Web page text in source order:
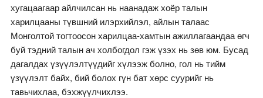
хугацаагаар айлчилсан нь наанадаж хоёр талын
харилцааны түвшний илэрхийлэл, айлын талаас
Монголтой тогтоосон харилцаа-хамтын ажиллагаандаа өгч
буй тэдний талын ач холбогдол гэж үзэх нь зөв юм. Бусад
дагалдах үзүүлэлтүүдийг хүлээж болно, гол нь тийм
үзүүлэлт байх, бий болох гүн бат хөрс суурийг нь
тавьчихлаа, бэхжүүлчихлээ.